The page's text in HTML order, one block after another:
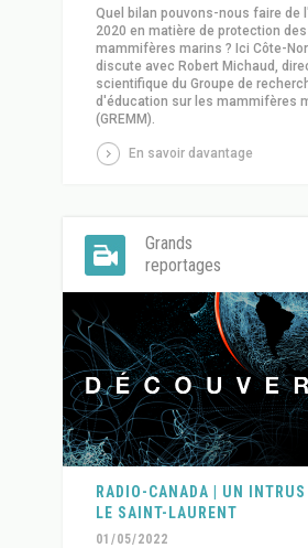
Quel bilan pouvons-nous faire de
2020 en matière de protection des
mammifères marins ? Ici Côte-
discute avec Robert Michaud,
scientifique du Groupe de
d'éducation sur les mammifères
(GREMM).
En savoir davantage
Grands
reportages
RADIO-CANADA | UN INTRUS
LE SAINT-LAURENT
01/05/2022